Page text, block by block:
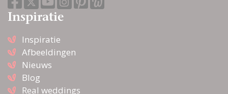
zoekmachine voor de leukste Bruidsboeket
in Valthermond, of kruip met een kop thee
inspiratie-artikelen heen. Droom alvast weg
bij de prachtige foto’s en sfeerbeelden en
denk je in hoe geweldig jullie bruiloft wordt
met behulp van alle informatie op
Inspiratie
Inspiratie
Afbeeldingen
Nieuws
Blog
Real weddings